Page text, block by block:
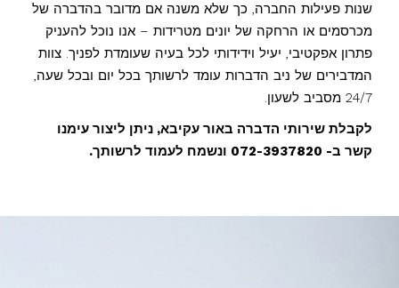
שנות פעילות החברה, כך שלא משנה אם מדובר בהדברה של
מכרסמים או הרחקה של יונים מטרידות – אנו נוכל להעניק
פתרון אפקטיבי, יעיל וידידותי לכל בעיה שעומדת לפניך. צוות
המדבירים של ניב הדברות עומד לרשותך בכל יום ובכל שעה,
24/7 מסביב לשעון.
לקבלת שירותי הדברה באור עקיבא, ניתן ליצור עימנו
קשר ב- 072-3937820 ונשמח לעמוד לרשותך.